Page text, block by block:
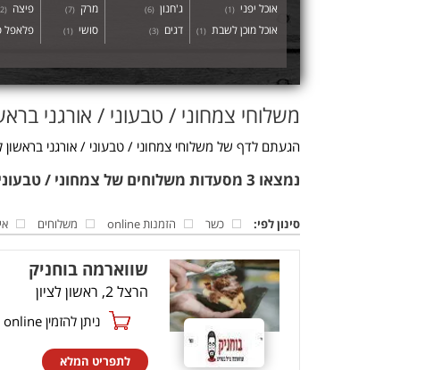
אוכל יפני (
1
)
אוכל מוכן לשבת (
1
)
ג'חנון (
6
)
דגים (
3
)
מרק (
7
)
סושי (
1
)
פיצה (
פלאפל
משלוחי צמחוני / טבעוני / אורגני
הגעתם לדף של משלוחי צמחוני / טבעוני / אורגני בראשון
נמצאו 3 מסעדות משלוחים של צמחוני / טבעוני / אורגני בראשון לציון
סינון לפי: כשר הזמנות online משלוחים
שווארמה בוחניק
הרצל 2, ראשון לציון
ניתן להזמין online
לתפריט המלא